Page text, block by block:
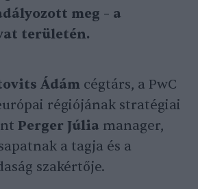
meg – a
területén.
Ádám cégtárs, a PwC
régiójának stratégiai
Perger Júlia manager,
a tagja és a
szakértője.